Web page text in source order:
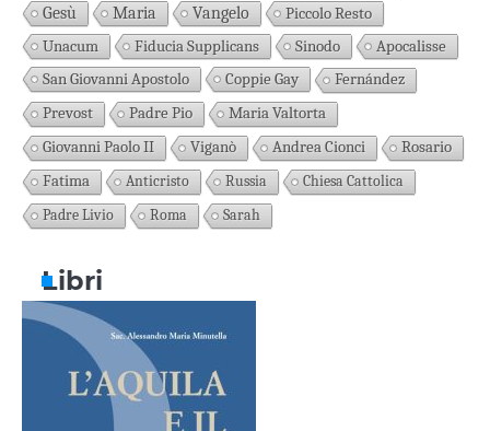
Gesù Maria Vangelo
Piccolo Resto
Unacum
Fiducia Supplicans Sinodo
Apocalisse
San Giovanni Apostolo
Coppie Gay
Fernández
Prevost
Padre Pio
Maria Valtorta
Giovanni Paolo II
Viganò Andrea Cionci
Rosario
Fatima
Anticristo Russia
Chiesa Cattolica
Padre Livio
Roma Sarah
Libri